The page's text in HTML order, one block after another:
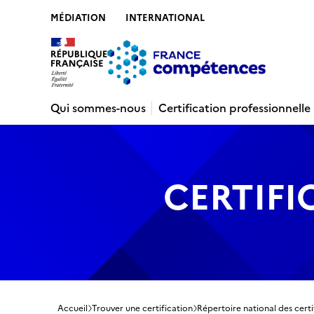
MÉDIATION INTERNATIONAL
Qui sommes-nous
Certification professionnelle
Accueil Trouver une certification Répertoire national des